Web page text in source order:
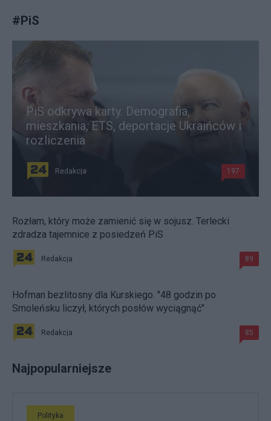
#PiS
PiS odkrywa karty. Demografia,
mieszkania, ETS, deportacje Ukraińców i
rozliczenia
Redakcja 197
Rozłam, który może zamienić się w sojusz. Terlecki
zdradza tajemnice z posiedzeń PiS
Redakcja 89
Hofman bezlitosny dla Kurskiego. "48 godzin po
Smoleńsku liczył, których posłów wyciągnąć"
Redakcja 85
Najpopularniejsze
Polityka